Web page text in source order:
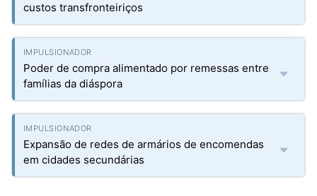
custos transfronteiriços
Poder de compra alimentado por remessas entre
famílias da diáspora
Expansão de redes de armários de encomendas
em cidades secundárias